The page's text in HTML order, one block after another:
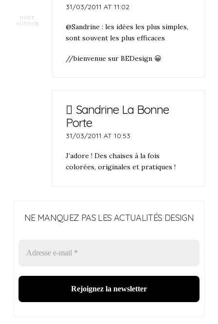
POST
AUTHOR
31/03/2011 AT 11:02
@Sandrine : les idées les plus simples,
sont souvent les plus efficaces
//bienvenue sur BEDesign 😀
Sandrine La Bonne
Porte
31/03/2011 AT 10:53
J’adore ! Des chaises à la fois
colorées, originales et pratiques !
NE MANQUEZ PAS LES ACTUALITÉS DESIGN